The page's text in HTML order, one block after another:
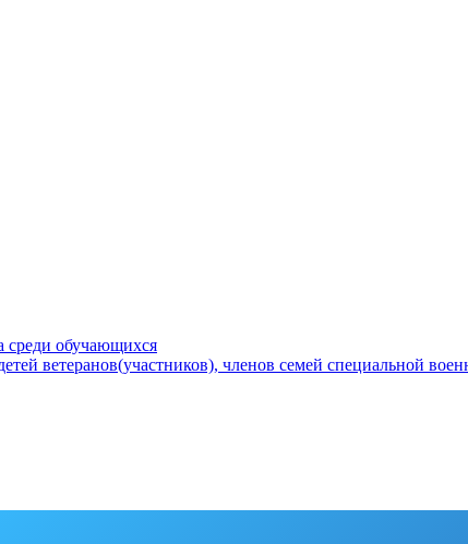
среди обучающихся
ветеранов(участников), членов семей специальной